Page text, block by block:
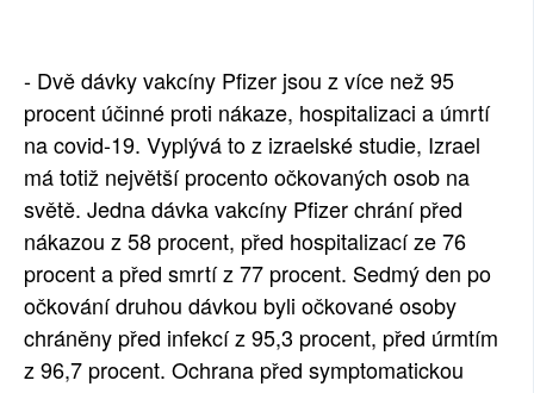
- Dvě dávky vakcíny Pfizer jsou z více než 95
procent účinné proti nákaze, hospitalizaci a úmrtí
na covid-19. Vyplývá to z izraelské studie, Izrael
má totiž největší procento očkovaných osob na
světě. Jedna dávka vakcíny Pfizer chrání před
nákazou z 58 procent, před hospitalizací ze 76
procent a před smrtí z 77 procent. Sedmý den po
očkování druhou dávkou byli očkované osoby
chráněny před infekcí z 95,3 procent, před úrmtím
z 96,7 procent. Ochrana před symptomatickou